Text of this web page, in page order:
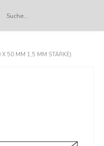
50 MM 1,5 MM STÄRKE)